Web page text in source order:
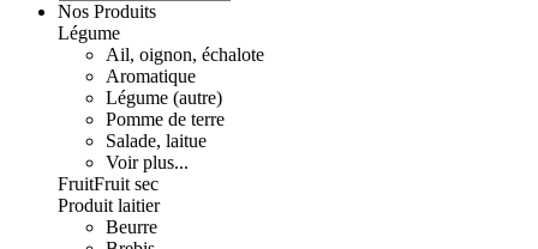
Nos Produits
Légume
Ail, oignon, échalote
Aromatique
Légume (autre)
Pomme de terre
Salade, laitue
Voir plus...
FruitFruit sec
Produit laitier
Beurre